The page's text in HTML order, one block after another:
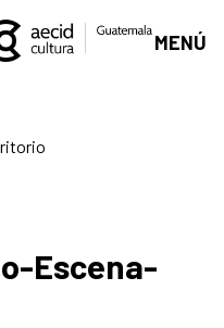
MENÚ
Escena-